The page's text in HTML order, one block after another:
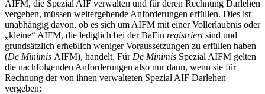
AIFM, die Spezial AIF verwalten und für deren Rechnung Darlehen
vergeben, müssen weitergehende Anforderungen erfüllen. Dies ist
unabhängig davon, ob es sich um AIFM mit einer Vollerlaubnis oder
„kleine“ AIFM, die lediglich bei der BaFin registriertsind und
grundsätzlich erheblich weniger Voraussetzungen zu erfüllen haben
(De Minimis AIFM), handelt. Für De Minimis Spezial AIFM gelten
die nachfolgenden Anforderungen also nur dann, wenn sie für
Rechnung der von ihnen verwalteten Spezial AIF Darlehen
vergeben: